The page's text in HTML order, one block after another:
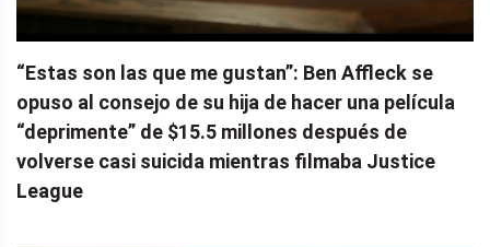
“Estas son las que me gustan”: Ben Affleck se
opuso al consejo de su hija de hacer una película
“deprimente” de $15.5 millones después de
volverse casi suicida mientras filmaba Justice
League